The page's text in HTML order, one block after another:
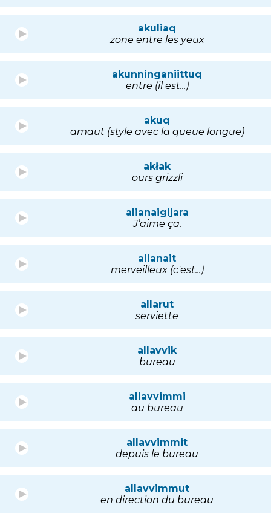
akuliaq
zone entre les yeux
akunninganiittuq
entre (il est...)
akuq
amaut (style avec la queue longue)
akłak
ours grizzli
alianaigijara
J’aime ça.
alianait
merveilleux (c'est...)
allarut
serviette
allavvik
bureau
allavvimmi
au bureau
allavvimmit
depuis le bureau
allavvimmut
en direction du bureau